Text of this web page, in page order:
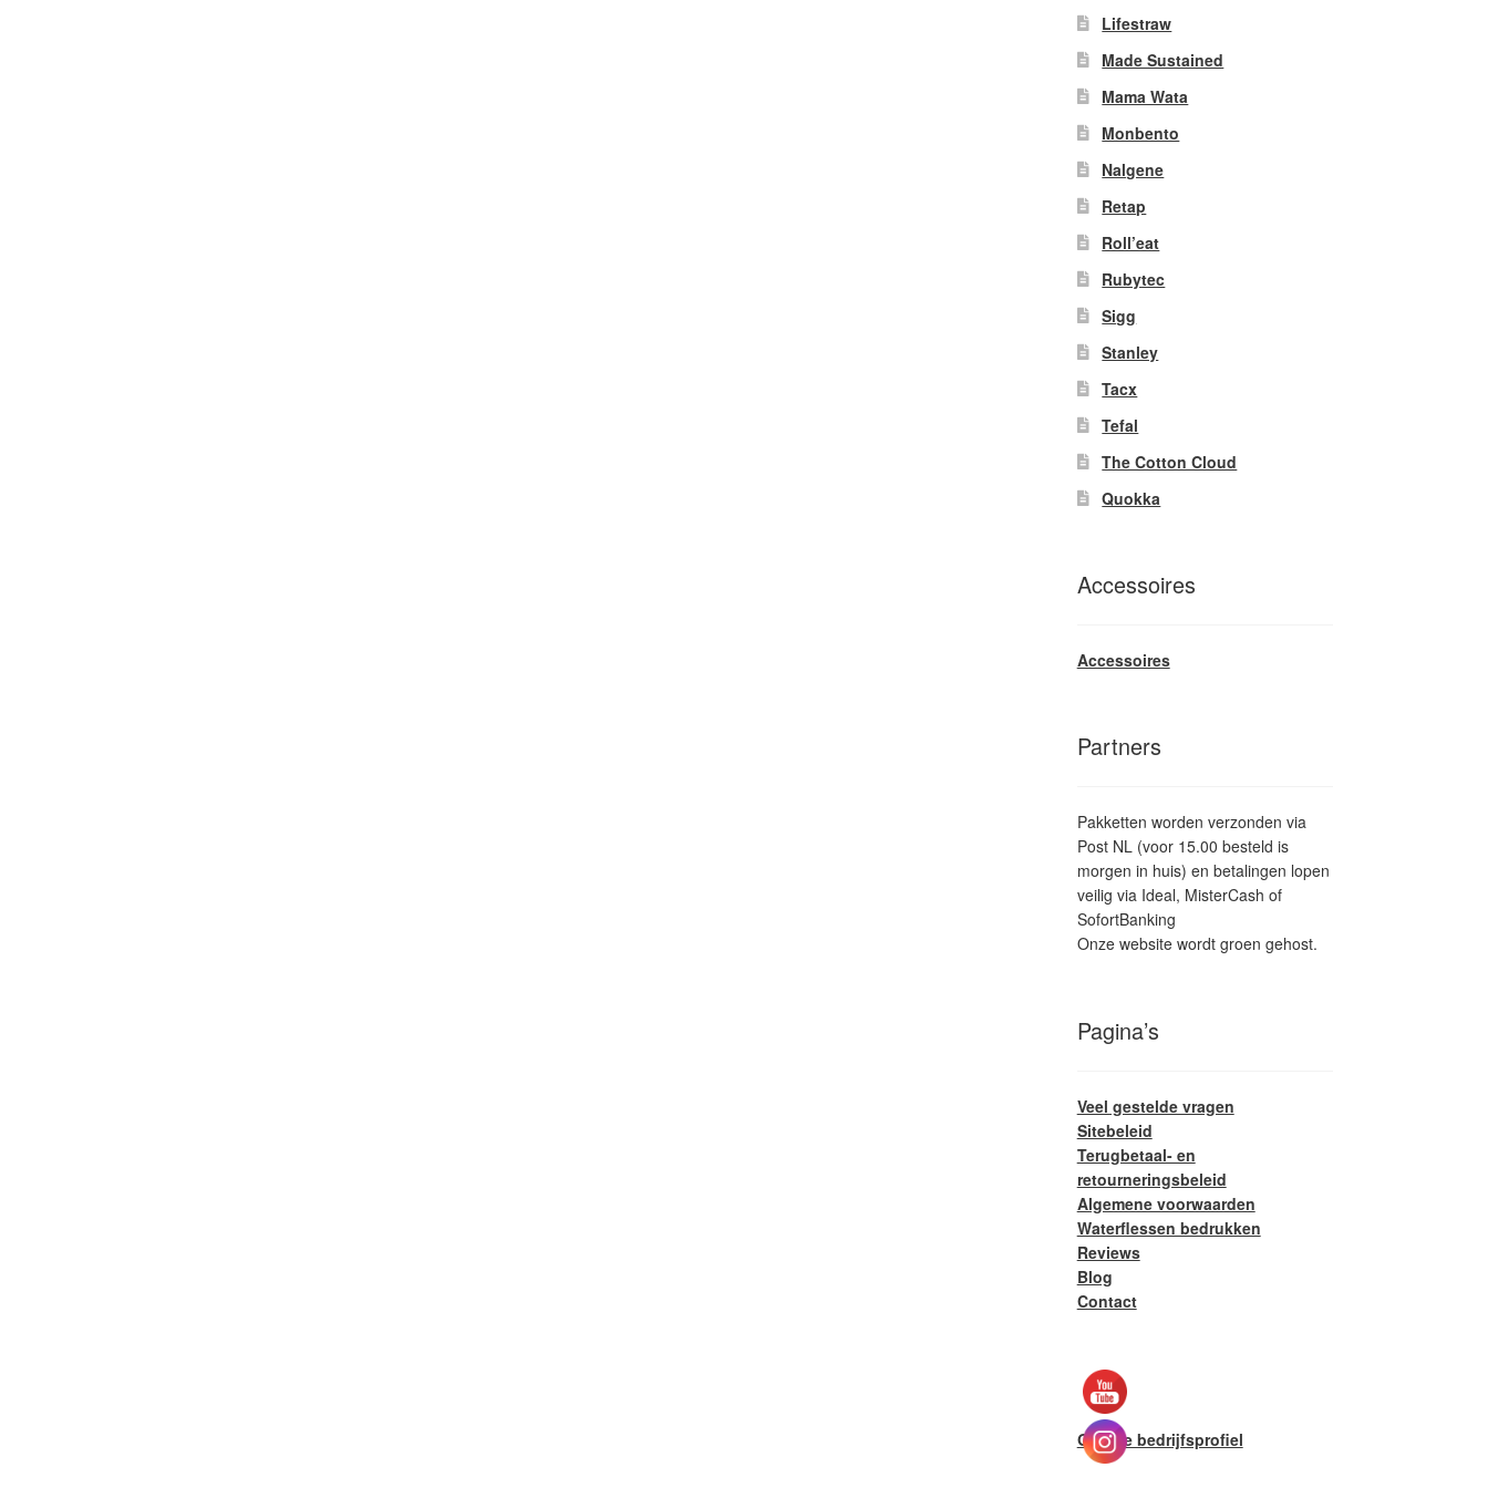
Lifestraw
Made Sustained
Mama Wata
Monbento
Nalgene
Retap
Roll’eat
Rubytec
Sigg
Stanley
Tacx
Tefal
The Cotton Cloud
Quokka
Accessoires
Accessoires
Partners
Pakketten worden verzonden via
Post NL (voor 15.00 besteld is
morgen in huis) en betalingen lopen
veilig via Ideal, MisterCash of
SofortBanking
Onze website wordt groen gehost.
Pagina’s
Veel gestelde vragen
Sitebeleid
Terugbetaal- en
retourneringsbeleid
Algemene voorwaarden
Waterflessen bedrukken
Reviews
Blog
Contact
Google bedrijfsprofiel